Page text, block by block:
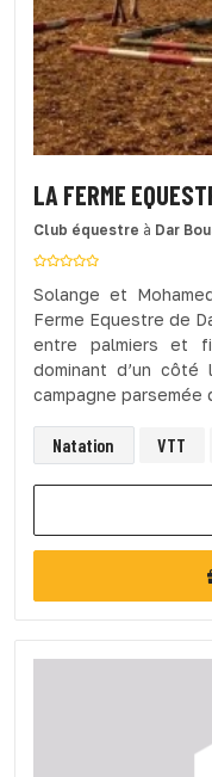
LA FERME
Club équestre à Dar
Solange et
Ferme Equestre de
entre palmiers et
dominant d’un
campagne parsemée
Natation VTT